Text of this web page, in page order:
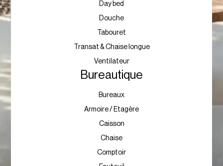
Day bed
Douche
Tabouret
Transat & Chaise longue
Ventilateur
Bureautique
Bureaux
Armoire / Etagère
Caisson
Chaise
Comptoir